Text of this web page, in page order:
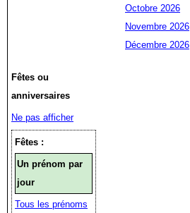
Octobre 2026
Novembre 2026
Décembre 2026
Fêtes ou
anniversaires
Ne pas afficher
Fêtes :
Un prénom par
jour
Tous les prénoms